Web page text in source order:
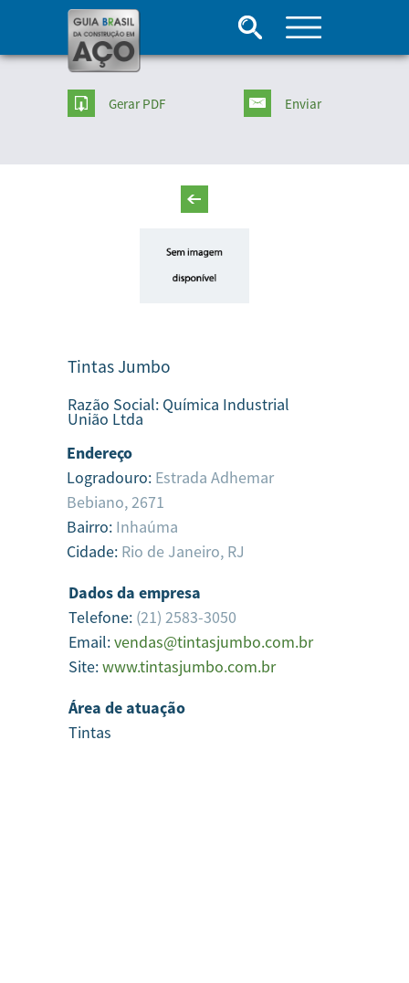
Gerar PDF Enviar
Tintas Jumbo
Razão Social: Química Industrial
União Ltda
Endereço
Logradouro: Estrada Adhemar
Bebiano, 2671
Bairro: Inhaúma
Cidade: Rio de Janeiro, RJ
Dados da empresa
Telefone: (21) 2583-3050
Email:vendas@tintasjumbo.com.br
Site:www.tintasjumbo.com.br
Área de atuação
Tintas